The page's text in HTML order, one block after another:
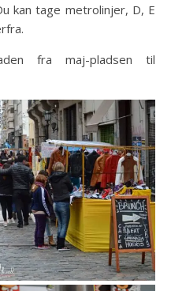
kan tage metrolinjer, D, E
fra maj-pladsen til